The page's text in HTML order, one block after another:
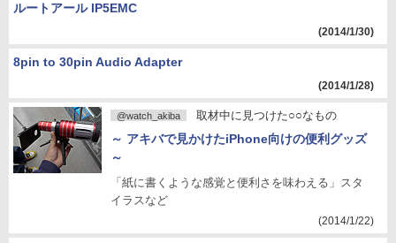
ルートアール IP5EMC
(2014/1/30)
8pin to 30pin Audio Adapter
(2014/1/28)
@watch_akiba 取材中に見つけた○○なもの
～ アキバで見かけたiPhone向けの便利グッズ
～
「紙に書くような感覚と便利さを味わえる」スタ
イラスなど
(2014/1/22)